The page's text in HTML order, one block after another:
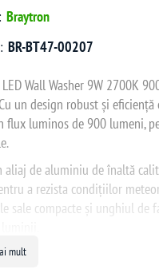
Braytron
BR-BT47-00207
Wall Washer 9W 2700K
un design robust și
flux luminos de 900 lumeni,
aliaj de aluminiu de înaltă
a rezista condițiilor
sale compacte și unghiul
utilizare în spații exterioare,
mult